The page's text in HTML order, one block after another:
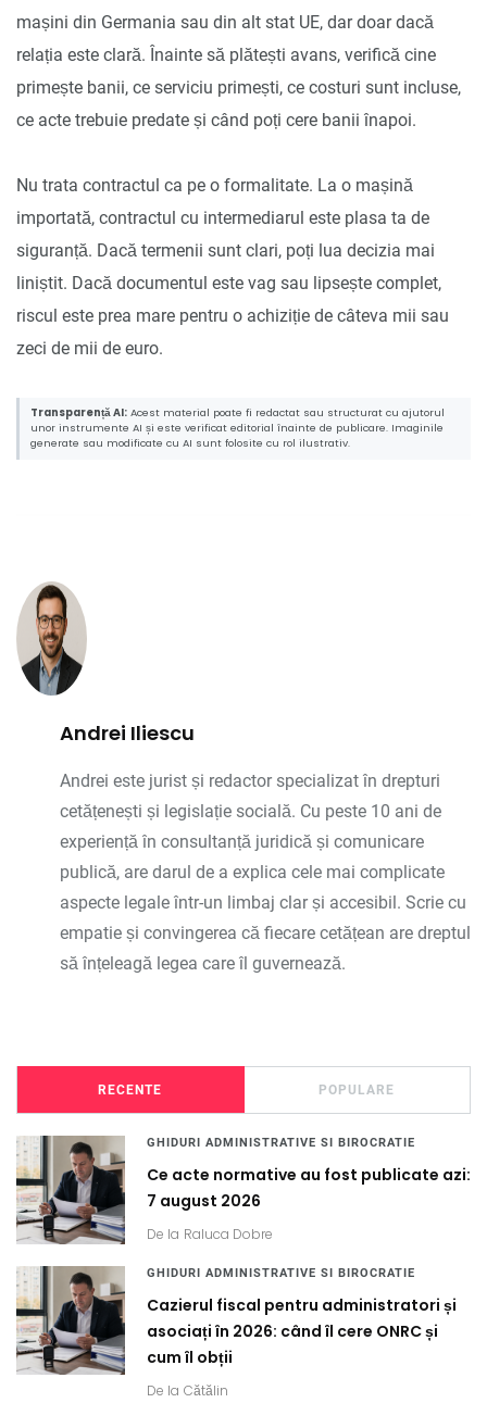
mașini din Germania sau din alt stat UE, dar doar dacă
relația este clară. Înainte să plătești avans, verifică cine
primește banii, ce serviciu primești, ce costuri sunt incluse,
ce acte trebuie predate și când poți cere banii înapoi.
Nu trata contractul ca pe o formalitate. La o mașină
importată, contractul cu intermediarul este plasa ta de
siguranță. Dacă termenii sunt clari, poți lua decizia mai
liniștit. Dacă documentul este vag sau lipsește complet,
riscul este prea mare pentru o achiziție de câteva mii sau
zeci de mii de euro.
Transparență AI: Acest material poate fi redactat sau structurat cu ajutorul
unor instrumente AI și este verificat editorial înainte de publicare. Imaginile
generate sau modificate cu AI sunt folosite cu rol ilustrativ.
Andrei Iliescu
Andrei este jurist și redactor specializat în drepturi
cetățenești și legislație socială. Cu peste 10 ani de
experiență în consultanță juridică și comunicare
publică, are darul de a explica cele mai complicate
aspecte legale într-un limbaj clar și accesibil. Scrie cu
empatie și convingerea că fiecare cetățean are dreptul
să înțeleagă legea care îl guvernează.
RECENTE POPULARE
GHIDURI ADMINISTRATIVE SI BIROCRATIE
Ce acte normative au fost publicate azi:
7 august 2026
De la Raluca Dobre
GHIDURI ADMINISTRATIVE SI BIROCRATIE
Cazierul fiscal pentru administratori și
asociați în 2026: când îl cere ONRC și
cum îl obții
De la Cătălin